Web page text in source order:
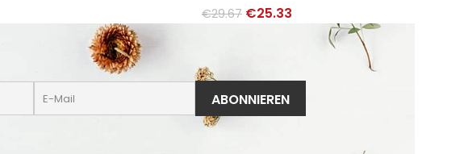
€29.67 €25.33